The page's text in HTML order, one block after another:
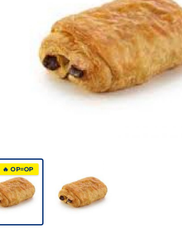
🔥 OP=OP